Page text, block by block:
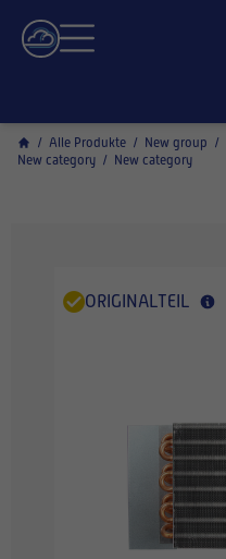
/ Alle Produkte / New group /
New category / New category
ORIGINALTEIL